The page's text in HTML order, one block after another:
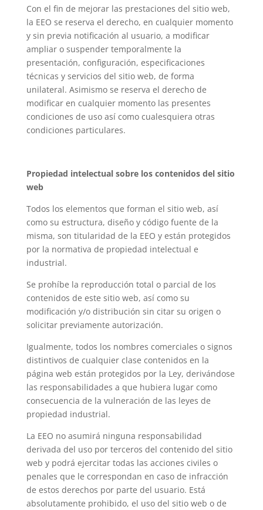
Con el fin de mejorar las prestaciones del sitio web,
la EEO se reserva el derecho, en cualquier momento
y sin previa notificación al usuario, a modificar
ampliar o suspender temporalmente la
presentación, configuración, especificaciones
técnicas y servicios del sitio web, de forma
unilateral. Asimismo se reserva el derecho de
modificar en cualquier momento las presentes
condiciones de uso así como cualesquiera otras
condiciones particulares.
Propiedad intelectual sobre los contenidos del sitio
web
Todos los elementos que forman el sitio web, así
como su estructura, diseño y código fuente de la
misma, son titularidad de la EEO y están protegidos
por la normativa de propiedad intelectual e
industrial.
Se prohíbe la reproducción total o parcial de los
contenidos de este sitio web, así como su
modificación y/o distribución sin citar su origen o
solicitar previamente autorización.
Igualmente, todos los nombres comerciales o signos
distintivos de cualquier clase contenidos en la
página web están protegidos por la Ley, derivándose
las responsabilidades a que hubiera lugar como
consecuencia de la vulneración de las leyes de
propiedad industrial.
La EEO no asumirá ninguna responsabilidad
derivada del uso por terceros del contenido del sitio
web y podrá ejercitar todas las acciones civiles o
penales que le correspondan en caso de infracción
de estos derechos por parte del usuario. Está
absolutamente prohibido, el uso del sitio web o de